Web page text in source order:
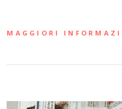
MAGGIORI